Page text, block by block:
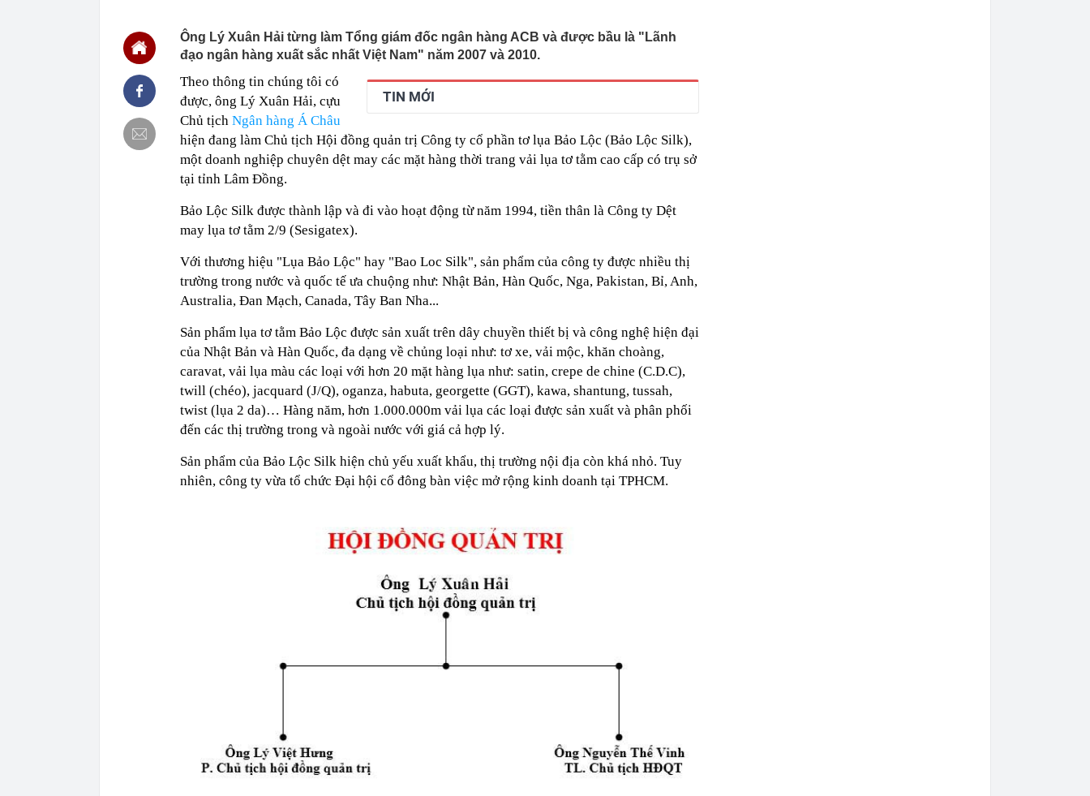
Vì sao nhiều gia đình đặt một tờ giấy A4 vào ngăn đông tủ lạnh? Lấy ra
mới biết một vấn đề
11:13
Cổ phiếu doanh nghiệp nhà nước GVR, PV GAS, BSR, Petrolimex,
Becamex... đồng loạt "tím lịm"
11:10
Công an đồng loạt kiểm tra 293 căn hộ tại một khu chung cư lúc rạng
sáng
Cổ phiếu Vinamilk có 'biến'
11:05
Nghỉ hưu năm 2026, mức hưởng BHYT của người lao động được quy
11:02
Hạ tầng AI nội địa và bài toán chủ quyền dữ liệu của doanh nghiệp Việt
11:00
Mỹ ghi nhận ca tử vong đầu tiên liên quan đến đợt dịch Cyclospora
10:58
Nợ xấu của ngân hàng Agribank hiện nay
Xe Toyota bền đến đâu: Chiếc Land Cruiser này vừa cán mốc 99 vạn
km vẫn dùng động cơ, hộp số nguyên bản
Ông Lý Xuân Hải từng làm Tổng giám đốc ngân hàng ACB và được bầu là "Lãnh
đạo ngân hàng xuất sắc nhất Việt Nam" năm 2007 và 2010.
TIN MỚI
Theo thông tin chúng tôi có
được, ông Lý Xuân Hải, cựu
Chủ tịch Ngân hàng Á Châu
hiện đang làm Chủ tịch Hội đồng quản trị Công ty cổ phần tơ lụa Bảo Lộc (Bảo Lộc Silk),
một doanh nghiệp chuyên dệt may các mặt hàng thời trang vải lụa tơ tằm cao cấp có trụ sở
tại tỉnh Lâm Đồng.
Bảo Lộc Silk được thành lập và đi vào hoạt động từ năm 1994, tiền thân là Công ty Dệt
may lụa tơ tằm 2/9 (Sesigatex).
Với thương hiệu "Lụa Bảo Lộc" hay "Bao Loc Silk", sản phẩm của công ty được nhiều thị
trường trong nước và quốc tế ưa chuộng như: Nhật Bản, Hàn Quốc, Nga, Pakistan, Bỉ, Anh,
Australia, Đan Mạch, Canada, Tây Ban Nha...
Sản phẩm lụa tơ tằm Bảo Lộc được sản xuất trên dây chuyền thiết bị và công nghệ hiện đại
của Nhật Bản và Hàn Quốc, đa dạng về chủng loại như: tơ xe, vải mộc, khăn choàng,
caravat, vải lụa màu các loại với hơn 20 mặt hàng lụa như: satin, crepe de chine (C.D.C),
twill (chéo), jacquard (J/Q), oganza, habuta, georgette (GGT), kawa, shantung, tussah,
twist (lụa 2 da)… Hàng năm, hơn 1.000.000m vải lụa các loại được sản xuất và phân phối
đến các thị trường trong và ngoài nước với giá cả hợp lý.
Sản phẩm của Bảo Lộc Silk hiện chủ yếu xuất khẩu, thị trường nội địa còn khá nhỏ. Tuy
nhiên, công ty vừa tổ chức Đại hội cổ đông bàn việc mở rộng kinh doanh tại TPHCM.